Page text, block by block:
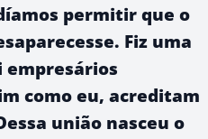
permitir que o
Fiz uma
empresários
como eu, acreditam
união nasceu o